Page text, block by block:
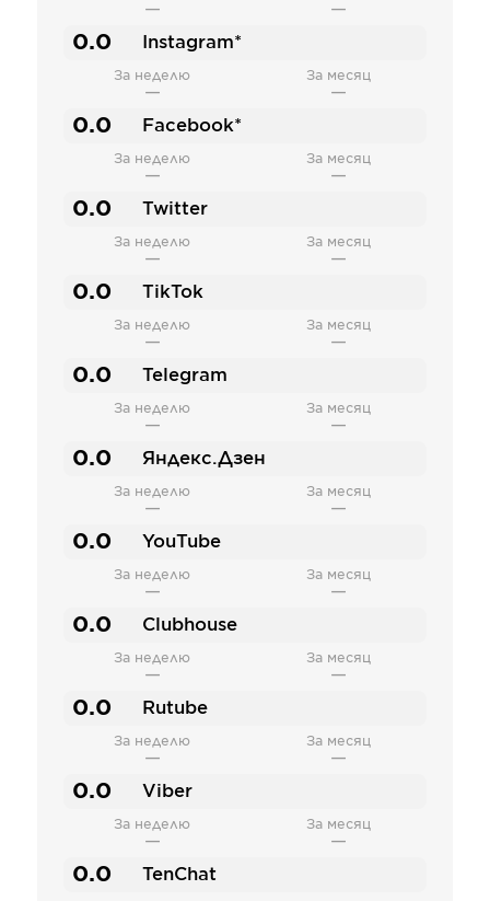
— —
0.0 Instagram*
За неделю
—
За месяц
—
0.0 Facebook*
За неделю
—
За месяц
—
0.0 Twitter
За неделю
—
За месяц
—
0.0 TikTok
За неделю
—
За месяц
—
0.0 Telegram
За неделю
—
За месяц
—
0.0 Яндекс.Дзен
За неделю
—
За месяц
—
0.0 YouTube
За неделю
—
За месяц
—
0.0 Clubhouse
За неделю
—
За месяц
—
0.0 Rutube
За неделю
—
За месяц
—
0.0 Viber
За неделю
—
За месяц
—
0.0 TenChat